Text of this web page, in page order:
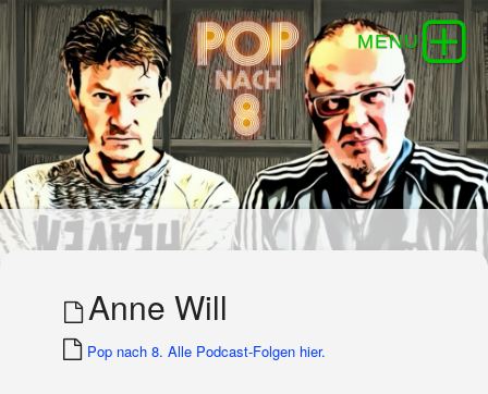
Anne Will
Pop nach 8. Alle Podcast-Folgen hier.